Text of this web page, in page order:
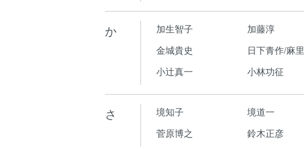
か 加生智子 加藤淳
金城貴史
日下青作/麻里
小辻真一
小林功征
さ 境知子 境道一
菅原博之
鈴木正彦